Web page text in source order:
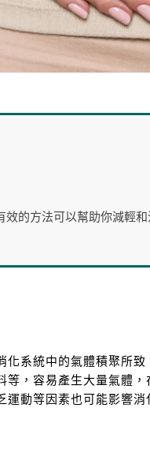
效的方法可以幫助你減輕和
化系統中的氣體積聚所
等，容易產生大量氣體
運動等因素也可能影響